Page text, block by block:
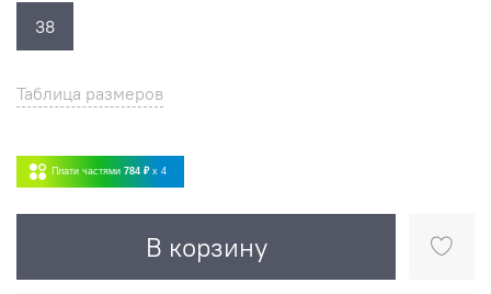
Таблица размеров
Плати частями 784 ₽ x 4
В корзину
38